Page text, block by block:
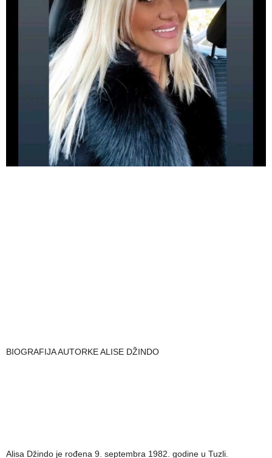
BIOGRAFIJA AUTORKE ALISE DŽINDO
Alisa Džindo je rođena 9. septembra 1982. godine u Tuzli.